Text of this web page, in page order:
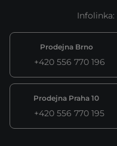
Infolinka:
Prodejna Brno
+420 556 770 196
Prodejna Praha 10
+420 556 770 195